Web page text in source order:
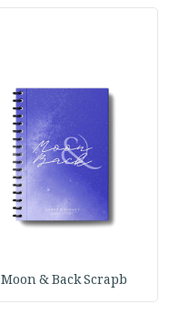
Moon & Back Scrapb